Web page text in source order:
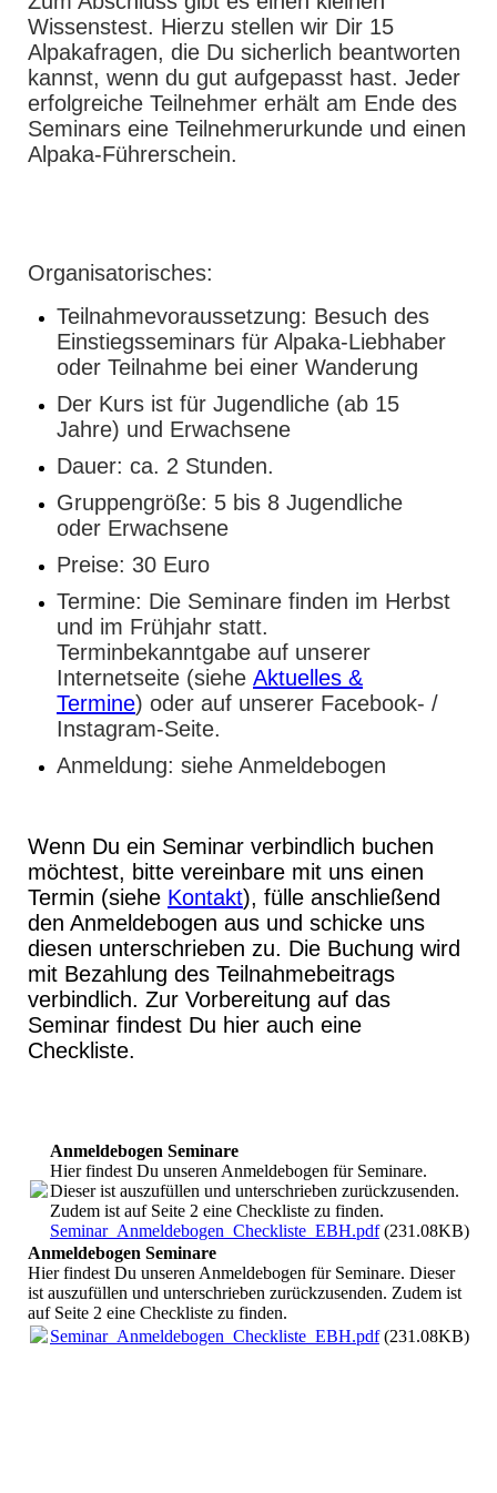
Wissenstest. Hierzu stellen wir Dir 15
Alpakafragen, die Du sicherlich beantworten
kannst, wenn du gut aufgepasst hast. Jeder
erfolgreiche Teilnehmer erhält am Ende des
Seminars eine Teilnehmerurkunde und einen
Alpaka-Führerschein.
Organisatorisches:
Teilnahmevoraussetzung: Besuch des
Einstiegsseminars für Alpaka-Liebhaber
oder Teilnahme bei einer Wanderung
Der Kurs ist für Jugendliche (ab 15
Jahre) und Erwachsene
Dauer: ca. 2 Stunden.
Gruppengröße: 5 bis 8 Jugendliche
oder Erwachsene
Preise: 30 Euro
Termine: Die Seminare finden im Herbst
und im Frühjahr statt.
Terminbekanntgabe auf unserer
Internetseite (siehe Aktuelles &
Termine) oder auf unserer Facebook- /
Instagram-Seite.
Anmeldung: siehe Anmeldebogen
Wenn Du ein Seminar verbindlich buchen
möchtest, bitte vereinbare mit uns einen
Termin (siehe Kontakt), fülle anschließend
den Anmeldebogen aus und schicke uns
diesen unterschrieben zu. Die Buchung wird
mit Bezahlung des Teilnahmebeitrags
verbindlich. Zur Vorbereitung auf das
Seminar findest Du hier auch eine
Checkliste.
Anmeldebogen Seminare
Hier findest Du unseren Anmeldebogen für Seminare.
Dieser ist auszufüllen und unterschrieben zurückzusenden.
Zudem ist auf Seite 2 eine Checkliste zu finden.
Seminar_Anmeldebogen_Checkliste_EBH.pdf(231.08KB)
Anmeldebogen Seminare
Hier findest Du unseren Anmeldebogen für Seminare. Dieser
ist auszufüllen und unterschrieben zurückzusenden. Zudem ist
auf Seite 2 eine Checkliste zu finden.
Seminar_Anmeldebogen_Checkliste_EBH.pdf(231.08KB)